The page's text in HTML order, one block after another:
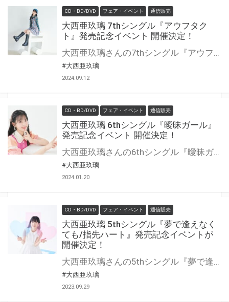
CD・BD/DVD フェア・イベント 通信販売
大西亜玖璃 7thシングル『アウフタク
ト』発売記念イベント 開催決定！
大西亜玖璃さんの7thシングル『アウフタクト』の発売を記念して、《あぐぽん新年会!!!2025》の開催が決定！！ 対象商品をご購入いただいた方の中から、抽選でイベントにご招待いたします。 是非、ご応募ください！
#大西亜玖璃
2024.09.12
CD・BD/DVD フェア・イベント 通信販売
大西亜玖璃 6thシングル『曖昧ガール』
発売記念イベント 開催決定！
大西亜玖璃さんの6thシングル『曖昧ガール』の発売を記念して、《あぐぽんBirthday Party!!!～曖昧ガール～》の開催が決定！！ 対象商品をご購入いただいた方の中から、抽選でイベントにご招待いたします。 是非、ご応募ください！
#大西亜玖璃
2024.01.20
CD・BD/DVD フェア・イベント 通信販売
大西亜玖璃 5thシングル『夢で逢えなく
ても/指先ハート』発売記念イベントが
開催決定！
大西亜玖璃さんの5thシングル『夢で逢えなくても/指先ハート』の発売を記念して、《あぐぽん新年会!!!》の開催が決定！！ 対象商品をご購入いただいた方の中から、抽選でイベントにご招待いたします。 是非、ご応募ください！
#大西亜玖璃
2023.09.29